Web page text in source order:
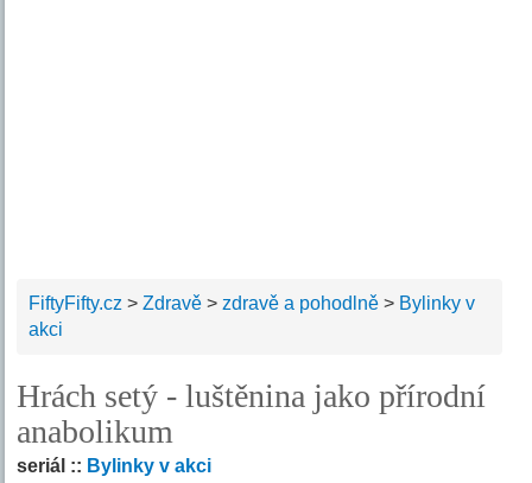
FiftyFifty.cz >Zdravě >zdravě a pohodlně > Bylinky v
akci
Hrách setý - luštěnina jako přírodní
anabolikum
seriál :: Bylinky v akci